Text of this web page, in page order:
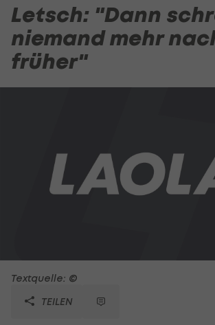
Letsch: "Dann
niemand mehr
früher"
Textquelle: ©
TEILEN